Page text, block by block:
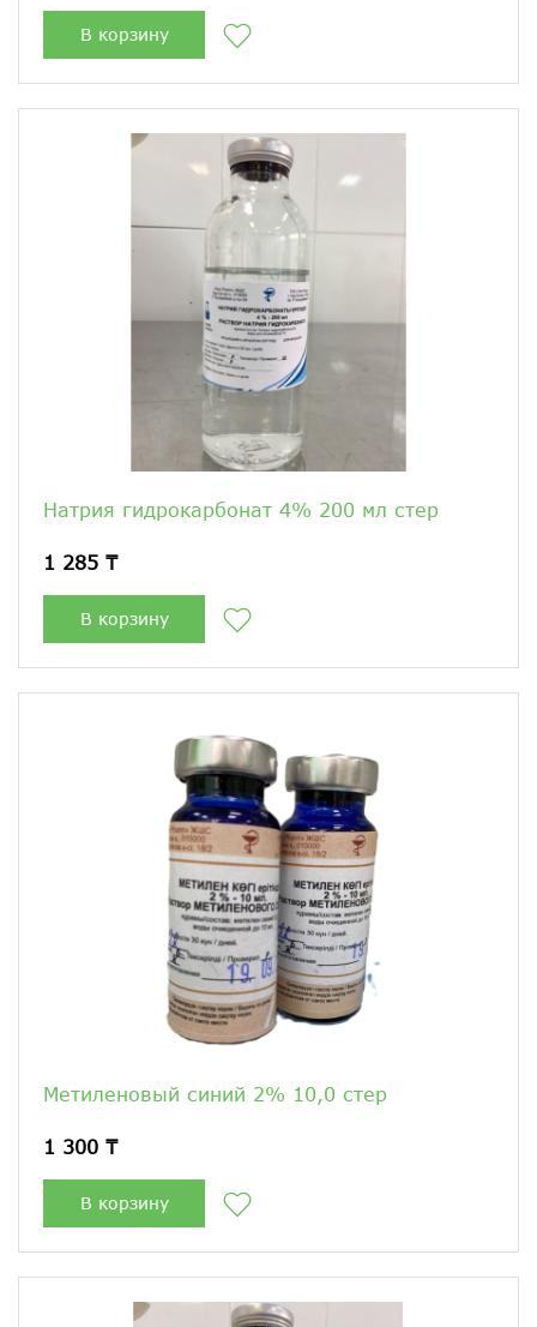
В корзину
Натрия гидрокарбонат 4% 200 мл стер
1 285 ₸
В корзину
Метиленовый синий 2% 10,0 стер
1 300 ₸
В корзину